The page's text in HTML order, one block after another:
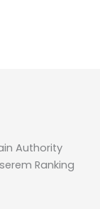
Authority
Ranking